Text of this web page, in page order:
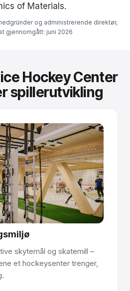
of Materials.
og administrerende direktør,
gjennomgått: juni 2026
Hockey Center
spillerutvikling
skytemål og skatemill –
et hockeysenter trenger,